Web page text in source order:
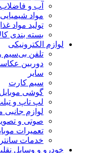
آب و فاضلاب
مواد
تولید مواد
بسته بندی
لوازم الکترونیکی
تلفن بی‌سیم
دوربین
سایر
سیم کارت
گوشی موبایل
لپ تاپ و
لوازم جانبی
صوتی و
تعمیرات
خدمات
خودرو و وسایل